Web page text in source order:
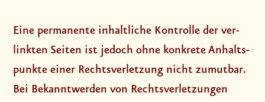
Eine per­ma­nen­te inhalt­li­che Kon­trol­le der ver­
link­ten Sei­ten ist jedoch ohne kon­kre­te Anhalts­
punk­te einer Rechts­ver­let­zung nicht zumut­bar.
Bei Bekannt­wer­den von Rechts­ver­let­zun­gen